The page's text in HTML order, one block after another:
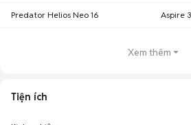
Predator Helios Neo 16 Aspire 3
Xem thêm
Tiện ích